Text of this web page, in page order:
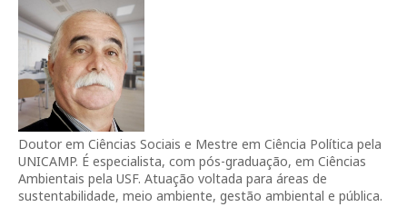
Doutor em Ciências Sociais e Mestre em Ciência Política pela
UNICAMP. É especialista, com pós-graduação, em Ciências
Ambientais pela USF. Atuação voltada para áreas de
sustentabilidade, meio ambiente, gestão ambiental e pública.